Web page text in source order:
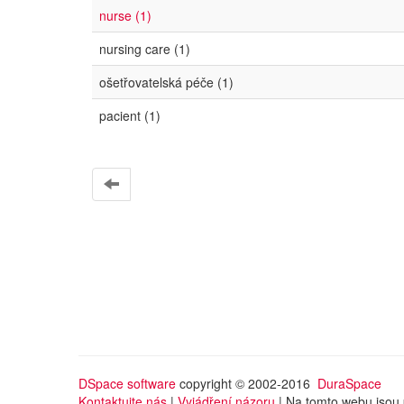
nurse (1)
nursing care (1)
ošetřovatelská péče (1)
pacient (1)
DSpace software copyright © 2002-2016 DuraSpace